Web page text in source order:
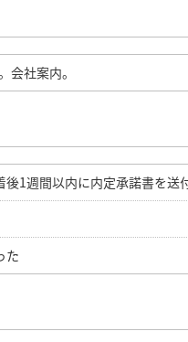
会社案内。
後1週間以内に内定承諾書を送
た